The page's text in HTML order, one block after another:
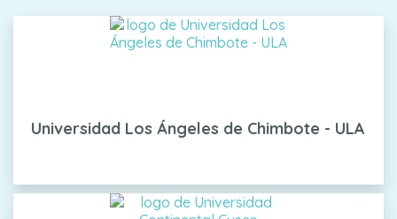
Universidad Los Ángeles de Chimbote - ULA